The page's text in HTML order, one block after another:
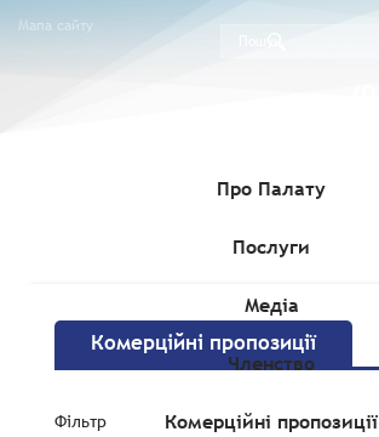
Мапа сайту
Про Палату
Послуги
Медіа
Членство
Комерційні пропозиції
Комерційні пропозиції
Комерційні пропозиції
Фільтр